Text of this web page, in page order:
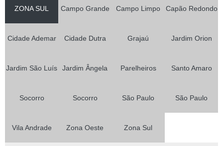
ZONA SUL Campo Grande Campo Limpo Capão Redondo
Cidade Ademar Cidade Dutra Grajaú Jardim Orion
Jardim São Luís Jardim Ângela Parelheiros Santo Amaro
Socorro Socorro São Paulo São Paulo
Vila Andrade Zona Oeste Zona Sul